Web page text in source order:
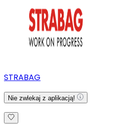
STRABAG
Nie zwlekaj z aplikacją!